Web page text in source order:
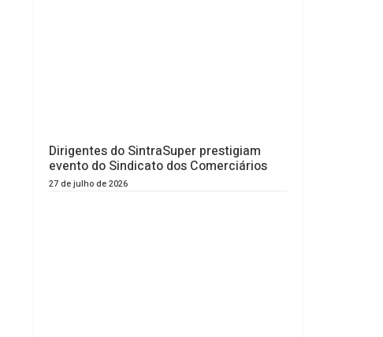
Dirigentes do SintraSuper prestigiam
evento do Sindicato dos Comerciários
27 de julho de 2026